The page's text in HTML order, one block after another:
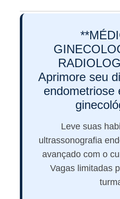
Aprimore seu
endometriose
Leve suas
ultrassonografia
avançado com o
Vagas limitadas